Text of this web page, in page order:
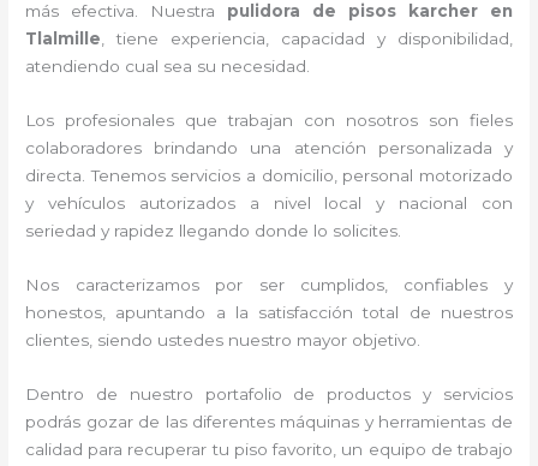
más efectiva. Nuestra pulidora de pisos karcheren
Tlalmille, tiene experiencia, capacidad y disponibilidad,
atendiendo cual sea su necesidad.
Los profesionales que trabajan con nosotros son fieles
colaboradores brindando una atención personalizada y
directa.Tenemos servicios a domicilio, personal motorizado
y vehículos autorizados a nivel local y nacional con
seriedad y rapidez llegando donde lo solicites.
Nos caracterizamos por ser cumplidos, confiables y
honestos, apuntando a la satisfacción total de nuestros
clientes, siendo ustedes nuestro mayor objetivo.
Dentro de nuestro portafolio de productos y servicios
podrás gozar de las diferentes máquinas y herramientas de
calidad para recuperar tu piso favorito, un equipo de trabajo